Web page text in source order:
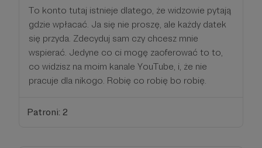
To konto tutaj istnieje dlatego, że widzowie pytają
gdzie wpłacać. Ja się nie proszę, ale każdy datek
się przyda. Zdecyduj sam czy chcesz mnie
wspierać. Jedyne co ci mogę zaoferować to to,
co widzisz na moim kanale YouTube, i, że nie
pracuje dla nikogo. Robię co robię bo robię.
Patroni: 2